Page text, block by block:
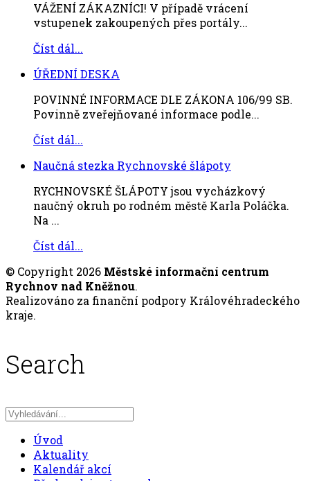
VÁŽENÍ ZÁKAZNÍCI! V případě vrácení
vstupenek zakoupených přes portály...
Číst dál...
ÚŘEDNÍ DESKA
POVINNÉ INFORMACE DLE ZÁKONA 106/99 SB.
Povinně zveřejňované informace podle...
Číst dál...
Naučná stezka Rychnovské šlápoty
RYCHNOVSKÉ ŠLÁPOTY jsou vycházkový
naučný okruh po rodném městě Karla Poláčka.
Na ...
Číst dál...
© Copyright 2026 Městské informační centrum
Rychnov nad Kněžnou.
Realizováno za finanční podpory Královéhradeckého
kraje.
Search
Úvod
Aktuality
Kalendář akcí